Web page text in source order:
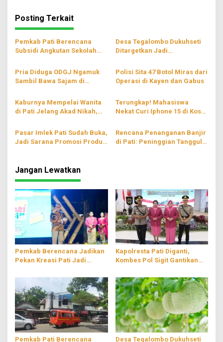
Posting Terkait
Pemkab Pati Berencana
Subsidi Angkutan Sekolah
Desa Tegalombo Dukuhseti
Ditargetkan Jadi
Modern
Pria Diduga ODGJ Ngamuk
Sambil Bawa Sajam di
Polisi Sita 47 Botol Miras dari
Operasi di Kayen dan Gabus
Kaburnya Mempelai Wanita
di Pati Jelang Akad Nikah,
Ditemukan
Terungkap! Mahasiswa
Nekat Curi Iphone 15 di Kos
Pasar Imlek Pati Sudah Buka,
Jadi Sarana Promosi Produk
Rencana Penanganan Banjir
di Pati: Peninggian Tanggul
Jangan Lewatkan
Pemkab Berencana Jadikan
Pekan Kreasi Pati Jadi
Kapolresta Pati Diganti,
Kombes Pol Sigit Gantikan
Pemkab Pati Berencana
Desa Tegalombo Dukuhseti